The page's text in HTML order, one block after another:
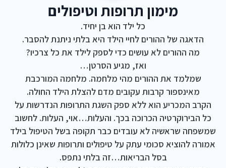
מימון תרופות וטיפולים
כל ילד הוא בן יחיד.
הדאגה של ההורים לחיי הילד היא בלתי ניתנת להסבר.
מה ההורים לא עושים כדי לספק לילד את כל צרכיו?
ואז, מגיע הסרטן…
שמלמד את ההורים מהי מלחמה. מלחמה המורכבת
מאינספור קרבות עקובים מדם להצלת הילד החולה.
הקרב המכריע הוא ללא ספק השגת התרופות הנדרשות על
כל הבירוקרטיה הכרוכה בכך. והעלות…אוי, העלות. לחשוב
שמשפחה שראשיה לא עובדים כבר תקופה בשל הטיפול בילד
אמורה להוציא סכומי עתק על טיפולים ותרופות שאינן כלולות
בסל הבריאות…זה בלתי נתפס.